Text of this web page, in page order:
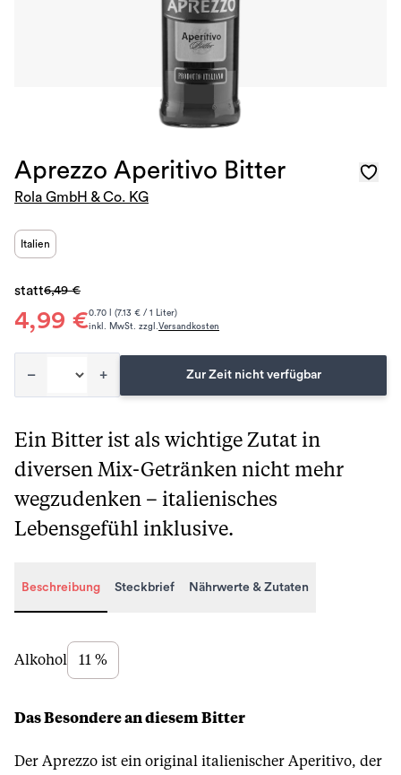
Aprezzo Aperitivo Bitter
Rola GmbH & Co. KG
Italien
4,99 €
statt6,49 €
0.70 l (7.13 € / 1 Liter)
inkl. MwSt. zzgl.Versandkosten
– + Zur Zeit nicht verfügbar
Ein Bitter ist als wichtige Zutat in
diversen Mix-Getränken nicht mehr
wegzudenken – italienisches
Lebensgefühl inklusive.
Beschreibung Steckbrief Nährwerte & Zutaten
Beschreibung
Alkohol 11 %
Das Besondere an diesem Bitter
Der Aprezzo ist ein original italienischer Aperitivo, der